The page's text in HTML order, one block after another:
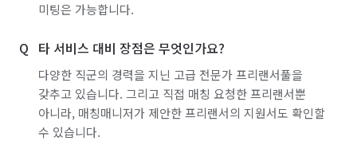
미팅은 가능합니다.
타 서비스 대비 장점은 무엇인가요?
다양한 직군의 경력을 지닌 고급 전문가 프리랜서풀을
갖추고 있습니다. 그리고 직접 매칭 요청한 프리랜서뿐
아니라, 매칭매니저가 제안한 프리랜서의 지원서도 확인할
수 있습니다.